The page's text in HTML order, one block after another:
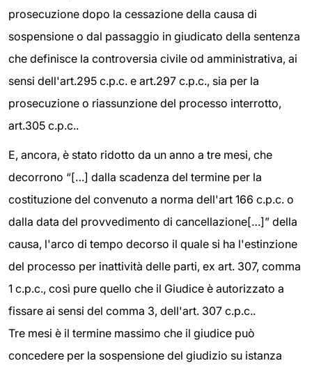
prosecuzione dopo la cessazione della causa di
sospensione o dal passaggio in giudicato della sentenza
che definisce la controversia civile od amministrativa, ai
sensi dell'art.295 c.p.c. e art.297 c.p.c., sia per la
prosecuzione o riassunzione del processo interrotto,
art.305 c.p.c..
E, ancora, è stato ridotto da un anno a tre mesi, che
decorrono “[…] dalla scadenza del termine per la
costituzione del convenuto a norma dell'art 166 c.p.c. o
dalla data del provvedimento di cancellazione[…]” della
causa, l'arco di tempo decorso il quale si ha l'estinzione
del processo per inattività delle parti, ex art. 307, comma
1 c.p.c., così pure quello che il Giudice è autorizzato a
fissare ai sensi del comma 3, dell'art. 307 c.p.c..
Tre mesi è il termine massimo che il giudice può
concedere per la sospensione del giudizio su istanza